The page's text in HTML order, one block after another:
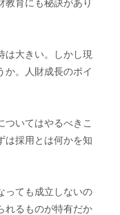
教育にも秘訣があり
大きい。しかし現
か。人財成長のポイ
いてはやるべきこ
は採用とは何かを知
っても成立しないの
れるものが特有だか